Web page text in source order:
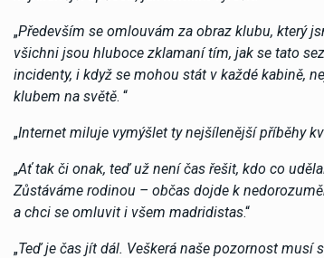
„Především se omlouvám za obraz klubu, který
všichni jsou hluboce zklamaní tím, jak se tato
incidenty, i když se mohou stát v každé kabině,
klubem na světě. “
„Internet miluje vymýšlet ty nejšílenější příběhy
„Ať tak či onak, teď už není čas řešit, kdo co
Zůstáváme rodinou – občas dojde k
a chci se omluvit i všem madridistas.“
„Teď je čas jít dál. Veškerá naše pozornost musí